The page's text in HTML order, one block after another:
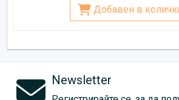
Добавен в
Newsletter